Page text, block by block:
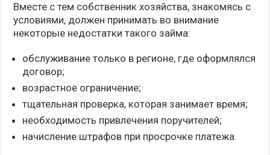
Вместе с тем собственник хозяйства, знакомясь с
условиями, должен принимать во внимание
некоторые недостатки такого займа:
обслуживание только в регионе, где оформлялся
договор;
возрастное ограничение;
тщательная проверка, которая занимает время;
необходимость привлечения поручителей;
начисление штрафов при просрочке платежа.